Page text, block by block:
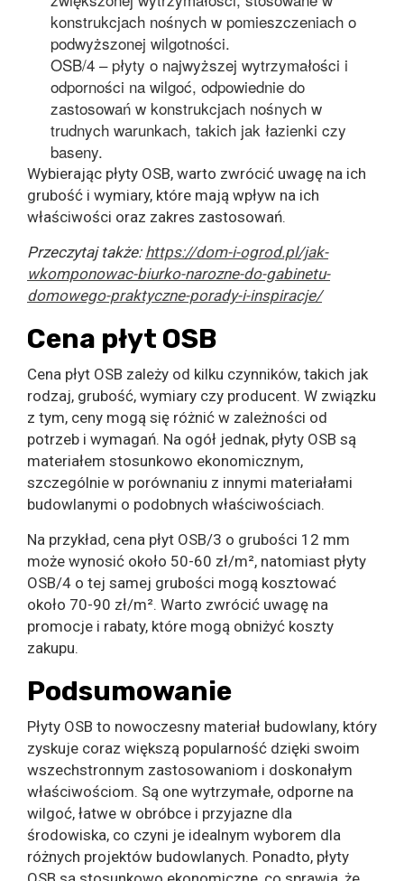
konstrukcjach nośnych w pomieszczeniach o
podwyższonej wilgotności.
OSB/4 – płyty o najwyższej wytrzymałości i
odporności na wilgoć, odpowiednie do
zastosowań w konstrukcjach nośnych w
trudnych warunkach, takich jak łazienki czy
baseny.
Wybierając płyty OSB, warto zwrócić uwagę na ich
grubość i wymiary, które mają wpływ na ich
właściwości oraz zakres zastosowań.
Przeczytaj także: https://dom-i-ogrod.pl/jak-
wkomponowac-biurko-narozne-do-gabinetu-
domowego-praktyczne-porady-i-inspiracje/
Cena płyt OSB
Cena płyt OSB zależy od kilku czynników, takich jak
rodzaj, grubość, wymiary czy producent. W związku
z tym, ceny mogą się różnić w zależności od
potrzeb i wymagań. Na ogół jednak, płyty OSB są
materiałem stosunkowo ekonomicznym,
szczególnie w porównaniu z innymi materiałami
budowlanymi o podobnych właściwościach.
Na przykład, cena płyt OSB/3 o grubości 12 mm
może wynosić około 50-60 zł/m², natomiast płyty
OSB/4 o tej samej grubości mogą kosztować
około 70-90 zł/m². Warto zwrócić uwagę na
promocje i rabaty, które mogą obniżyć koszty
zakupu.
Podsumowanie
Płyty OSB to nowoczesny materiał budowlany, który
zyskuje coraz większą popularność dzięki swoim
wszechstronnym zastosowaniom i doskonałym
właściwościom. Są one wytrzymałe, odporne na
wilgoć, łatwe w obróbce i przyjazne dla
środowiska, co czyni je idealnym wyborem dla
różnych projektów budowlanych. Ponadto, płyty